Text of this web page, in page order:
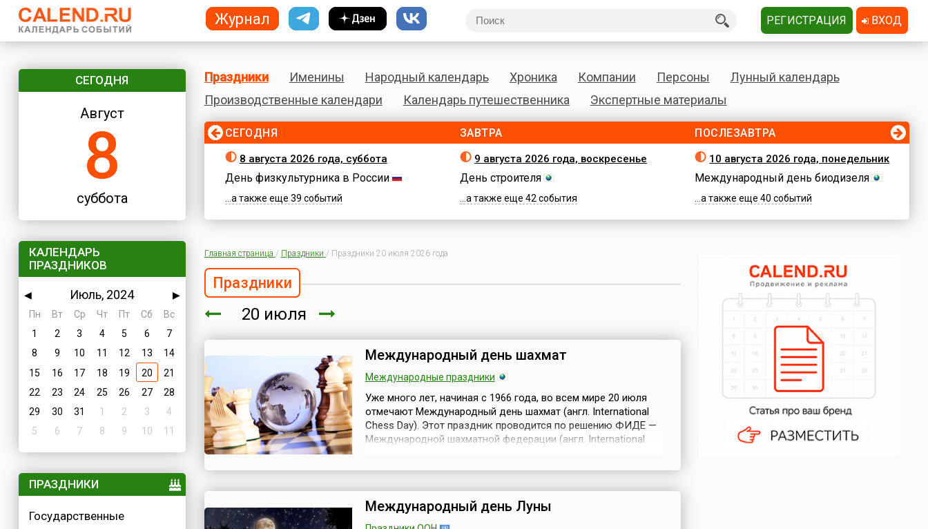
СЕГОДНЯ
Август
8
суббота
КАЛЕНДАРЬ
ПРАЗДНИКОВ
◀ Июль, 2024
▶
Пн
Вт Ср Чт Пт Сб
Вс
1
2 3 4 5 6
7
8
9 10 11 12 13
14
15
16 17 18 19 20
21
22
23 24 25 26 27
28
29
30 31 1 2 3
4
5
6 7 8 9 10 11
ПРАЗДНИКИ
Государственные
Праздники Именины Народный календарь Хроника Компании Персоны
Лунный календарь
Производственные календари
Календарь путешественника Экспертные материалы
СЕГОДНЯ
8 августа 2026 года, суббота
День физкультурника в России
...а также еще 39 событий
ЗАВТРА
9 августа 2026 года, воскресенье
День строителя
...а также еще 42 события
ПОСЛЕЗАВТРА
10 августа 2026 года, понедельник
Международный день биодизеля
...а также еще 40 событий
Главная страница / Праздники / Праздники 20 июля 2026 года
Праздники
20 июля
Международный день шахмат
Международные праздники
Уже много лет, начиная с 1966 года, во всем мире 20 июля
отмечают Международный день шахмат (англ. International
Chess Day). Этот праздник проводится по решению ФИДЕ —
Международной шахматной федерации (англ. International
шахматные ассоци...
Международный день Луны
Журнал РЕГИСТРАЦИЯ ВХОД